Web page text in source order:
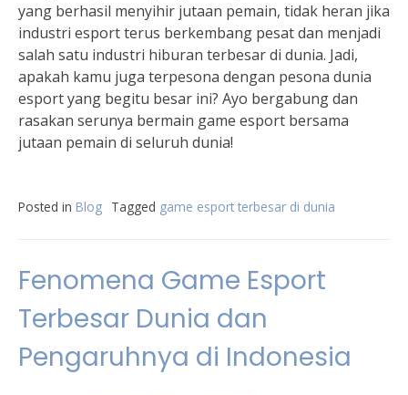
yang berhasil menyihir jutaan pemain, tidak heran jika
industri esport terus berkembang pesat dan menjadi
salah satu industri hiburan terbesar di dunia. Jadi,
apakah kamu juga terpesona dengan pesona dunia
esport yang begitu besar ini? Ayo bergabung dan
rasakan serunya bermain game esport bersama
jutaan pemain di seluruh dunia!
Posted in Blog Tagged game esport terbesar di dunia
Fenomena Game Esport
Terbesar Dunia dan
Pengaruhnya di Indonesia